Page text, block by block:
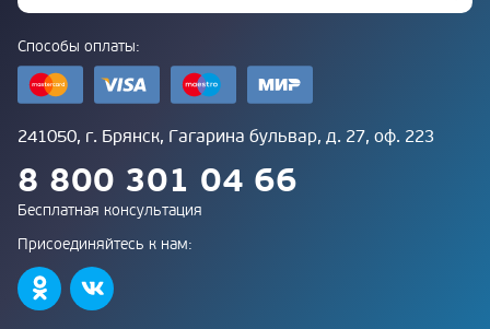
Способы оплаты:
241050, г. Брянск, Гагарина бульвар, д. 27, оф. 223
8 800 301 04 66
Бесплатная консультация
Присоединяйтесь к нам: